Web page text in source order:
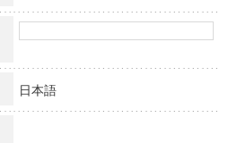
日本語